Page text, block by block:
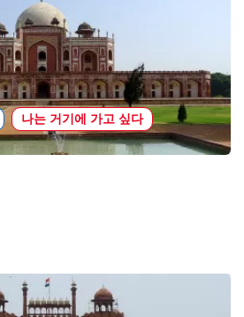
나는 거기에 가고 싶다